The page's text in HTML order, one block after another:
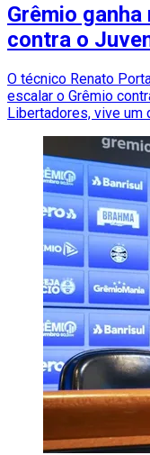
Grêmio
contra o
O técnico Renato
escalar o Grêmio
Libertadores, vive um